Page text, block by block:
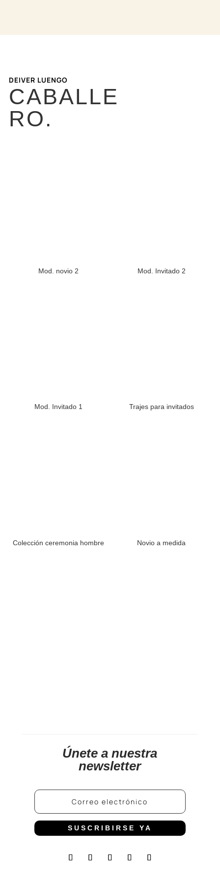
DEIVER LUENGO
CABALLE
RO.
Mod. novio 2 Mod. Invitado 2
Mod. Invitado 1 Trajes para invitados
Colección ceremonia hombre Novio a medida
Únete a nuestra
newsletter
SUSCRIBIRSE YA